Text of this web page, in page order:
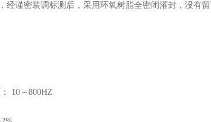
谨密装调标测后，采用环氧树脂全密闭灌封，没有
10～800HZ